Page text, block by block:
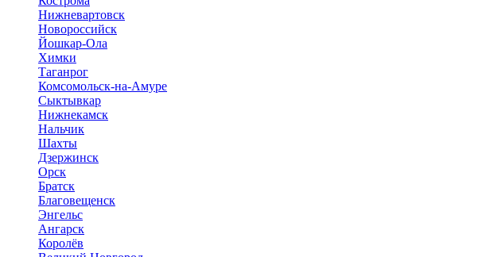
Нижневартовск
Новороссийск
Йошкар-Ола
Химки
Таганрог
Комсомольск-на-Амуре
Сыктывкар
Нижнекамск
Нальчик
Шахты
Дзержинск
Орск
Братск
Благовещенск
Энгельс
Ангарск
Королёв